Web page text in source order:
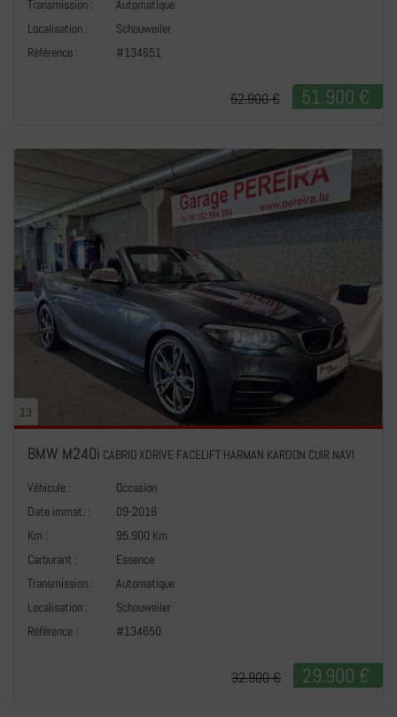
Transmission :
Automatique
Localisation :
Schouweiler
Référence :
#134651
51.900 €
52.900 €
13
BMW M240i CABRIO XDRIVE FACELIFT HARMAN KARDON CUIR NAVI
Véhicule :
Occasion
Date immat. :
09-2018
Km :
95.900 Km
Carburant :
Essence
Transmission :
Automatique
Localisation :
Schouweiler
Référence :
#134650
29.900 €
32.900 €